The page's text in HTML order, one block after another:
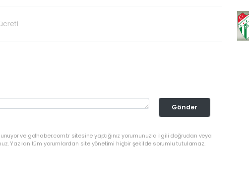
Gönder
ve golhaber.com.tr sitesine yaptığınız yorumunuzla ilgili doğrudan veya
Yazılan tüm yorumlardan site yönetimi hiçbir şekilde sorumlu tutulamaz.